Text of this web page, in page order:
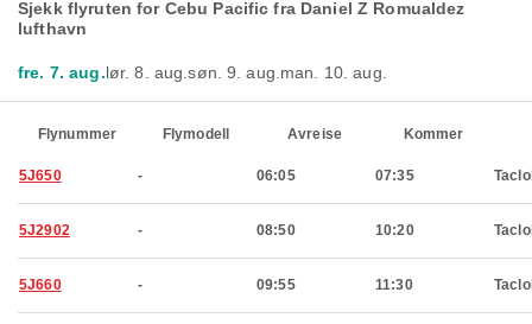
Sjekk flyruten for Cebu Pacific fra Daniel Z Romualdez
lufthavn
fre. 7. aug.lør. 8. aug.søn. 9. aug. man. 10. aug.
Flynummer Flymodell Avreise Kommer
5J650 - 06:05 07:35
5J2902 - 08:50 10:20
5J660 - 09:55 11:30